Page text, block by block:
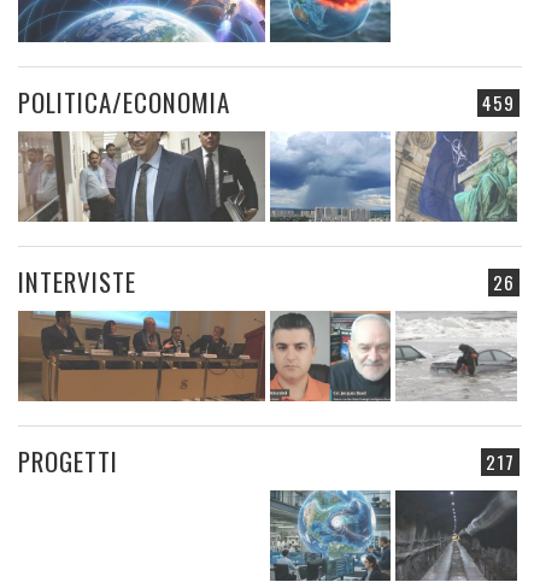
459
POLITICA/ECONOMIA
26
INTERVISTE
217
PROGETTI